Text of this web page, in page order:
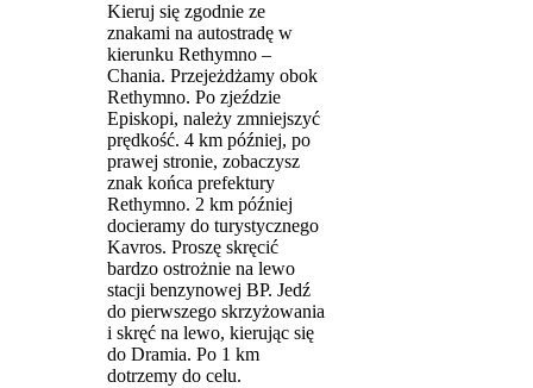
Kieruj się zgodnie ze
znakami na autostradę w
kierunku Rethymno –
Chania. Przejeżdżamy obok
Rethymno. Po zjeździe
Episkopi, należy zmniejszyć
prędkość. 4 km później, po
prawej stronie, zobaczysz
znak końca prefektury
Rethymno. 2 km później
docieramy do turystycznego
Kavros. Proszę skręcić
bardzo ostrożnie na lewo
stacji benzynowej BP. Jedź
do pierwszego skrzyżowania
i skręć na lewo, kierując się
do Dramia. Po 1 km
dotrzemy do celu.